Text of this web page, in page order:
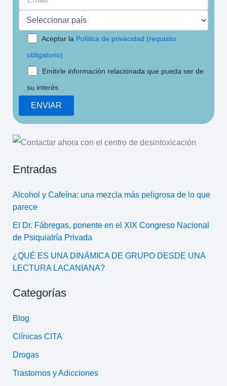
Aceptar la Política de privacidad (requisito
obligatorio)
Emitirle información relacionada que pueda ser de
su interés.
Entradas
Alcohol y Cafeína: una mezcla más peligrosa de lo que
parece
El Dr. Fábregas, ponente en el XIX Congreso Nacional
de Psiquiatría Privada
¿QUÉ ES UNA DINÁMICA DE GRUPO DESDE UNA
LECTURA LACANIANA?
Categorías
Blog
Clínicas CITA
Drogas
Trastornos y Adicciones